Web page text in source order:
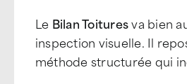
Le Bilan Toituresva bien
inspection visuelle. Il
méthode structurée qui